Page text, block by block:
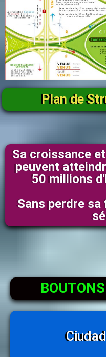
Plan de
Sa croissance
peuvent
50 millions
Sans perdre